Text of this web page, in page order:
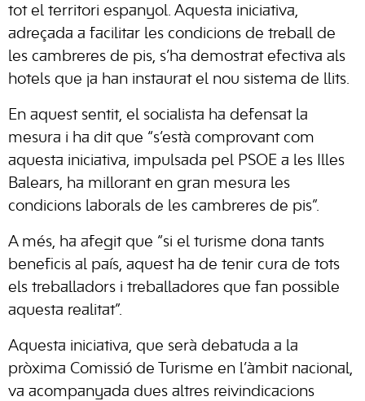
tot el territori espanyol. Aquesta iniciativa,
adreçada a facilitar les condicions de treball de
les cambreres de pis, s’ha demostrat efectiva als
hotels que ja han instaurat el nou sistema de llits.
En aquest sentit, el socialista ha defensat la
mesura i ha dit que “s’està comprovant com
aquesta iniciativa, impulsada pel PSOE a les Illes
Balears, ha millorant en gran mesura les
condicions laborals de les cambreres de pis”.
A més, ha afegit que “si el turisme dona tants
beneficis al país, aquest ha de tenir cura de tots
els treballadors i treballadores que fan possible
aquesta realitat”.
Aquesta iniciativa, que serà debatuda a la
pròxima Comissió de Turisme en l’àmbit nacional,
va acompanyada dues altres reivindicacions